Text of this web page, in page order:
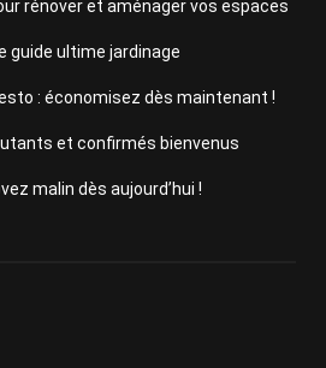
rénover et aménager vos espaces
guide ultime jardinage
: économisez dès maintenant !
et confirmés bienvenus
malin dès aujourd’hui !